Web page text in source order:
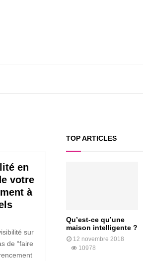
en
votre
à
sur
de “faire
TOP ARTICLES
Qu’est-ce qu’une
maison intelligente ?
12 novembre 2018
10978